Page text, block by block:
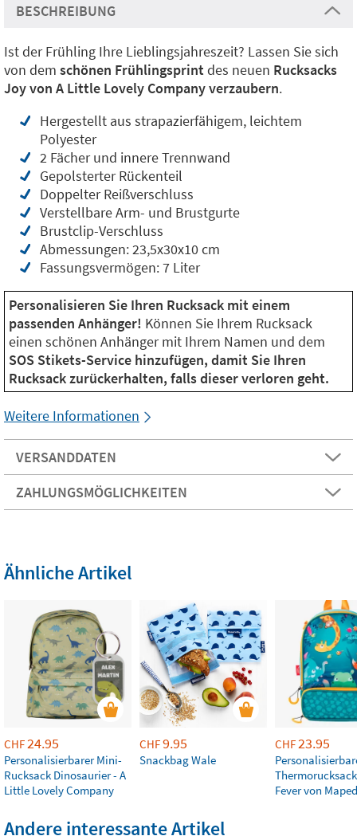
BESCHREIBUNG
Ist der Frühling Ihre Lieblingsjahreszeit? Lassen Sie sich
von dem schönen Frühlingsprintdes neuen Rucksacks
Joy von A Little Lovely Company verzaubern.
Hergestellt aus strapazierfähigem, leichtem
Polyester
2 Fächer und innere Trennwand
Gepolsterter Rückenteil
Doppelter Reißverschluss
Verstellbare Arm- und Brustgurte
Brustclip-Verschluss
Abmessungen: 23,5x30x10 cm
Fassungsvermögen: 7 Liter
Personalisieren Sie Ihren Rucksack mit einem
passenden Anhänger! Können Sie Ihrem Rucksack
einen schönen Anhänger mit Ihrem Namen und dem
SOS Stikets-Service hinzufügen, damit Sie Ihren
Rucksack zurückerhalten, falls dieser verloren geht.
Weitere Informationen
VERSANDDATEN
ZAHLUNGSMÖGLICHKEITEN
Ähnliche Artikel
CHF24.95
Personalisierbarer Mini-
Rucksack Dinosaurier - A
Little Lovely Company
CHF9.95
Snackbag Wale
CHF23.95
Fever von Maped
Andere interessante Artikel